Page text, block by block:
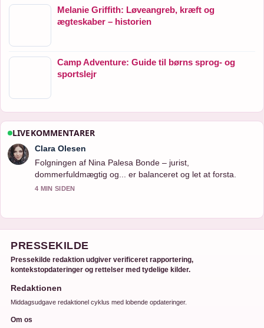
Melanie Griffith: Løveangreb, kræft og
ægteskaber – historien
Camp Adventure: Guide til børns sprog- og
sportslejr
LIVEKOMMENTARER
Clara Olesen
Folgningen af Nina Palesa Bonde – jurist,
dommerfuldmægtig og... er balanceret og let at forsta.
4 MIN SIDEN
PRESSEKILDE
Pressekilde redaktion udgiver verificeret rapportering,
kontekstopdateringer og rettelser med tydelige kilder.
Redaktionen
Middagsudgave redaktionel cyklus med lobende opdateringer.
Om os